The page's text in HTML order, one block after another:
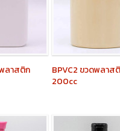
ลาสติก
BPVC2 ขวดพลาส
200cc